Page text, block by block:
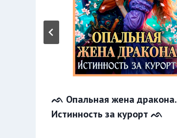
ᨒ Опальная жена дракона.
Истинность за курорт ᨒ